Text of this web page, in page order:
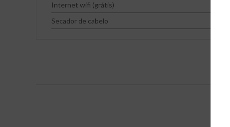
Internet wifi (grátis)
Secador de cabelo